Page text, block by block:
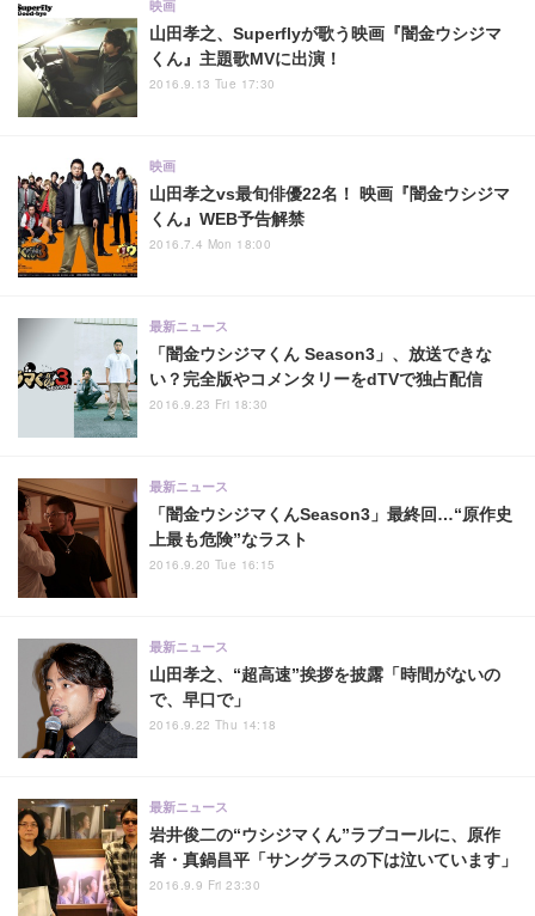
山田孝之、Superflyが歌う映画『闇金ウシジマ
くん』主題歌MVに出演！
映画
2016.9.13 Tue 17:30
山田孝之vs最旬俳優22名！ 映画『闇金ウシジマ
くん』WEB予告解禁
映画
2016.7.4 Mon 18:00
「闇金ウシジマくん Season3」、放送できな
い？完全版やコメンタリーをdTVで独占配信
最新ニュース
2016.9.23 Fri 18:30
「闇金ウシジマくんSeason3」最終回…“原作史
上最も危険”なラスト
最新ニュース
2016.9.20 Tue 16:15
山田孝之、“超高速”挨拶を披露「時間がないの
で、早口で」
最新ニュース
2016.9.22 Thu 14:18
岩井俊二の“ウシジマくん”ラブコールに、原作
者・真鍋昌平「サングラスの下は泣いています」
最新ニュース
2016.9.9 Fri 23:30